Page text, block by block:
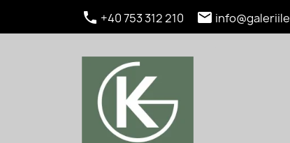
 +40 753 312 210 